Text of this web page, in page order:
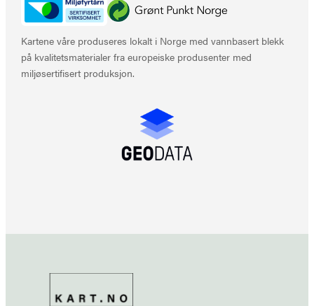
Kartene våre produseres lokalt i Norge med vannbasert blekk
på kvalitetsmaterialer fra europeiske produsenter med
miljøsertifisert produksjon.